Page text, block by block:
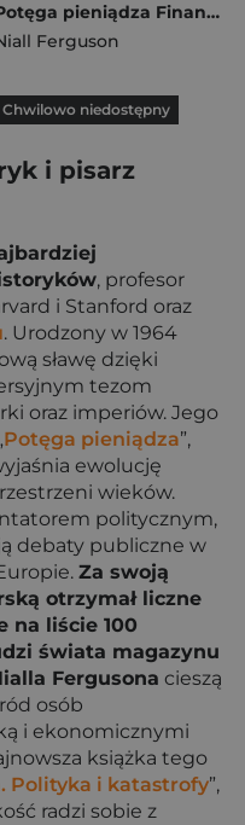
Potęga pieniądza Finansowa historia świata
Ferguson
Chwilowo niedostępny
i pisarz
, profesor
i Stanford oraz
. Urodzony w 1964
sławę dzięki
tezom
oraz imperiów. Jego
Potęga pieniądza”,
ewolucję
wieków.
politycznym,
debaty publiczne w
Za swoją
otrzymał liczne
na liście 100
świata magazynu
Fergusona cieszą
osób
i ekonomicznymi
książka tego
Polityka i katastrofy”,
radzi sobie z